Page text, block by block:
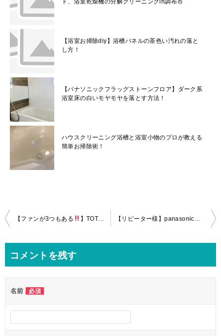
【浴室お掃除diy】浴槽パネルの茶色い汚れの落と
し方！
【パナソニックフラッグストーンフロア】ダーク系
浴室床の白いモヤモヤを落とす方法！
ハウスクリーニング浴槽と浴室小物のプロが教える
簡単お掃除術！
投
ビ
ー
シ
ョ
【ファンが3つもある 】TOTO三乾王の分解クリーニングin大田区！
コメントを残す
名前 必須